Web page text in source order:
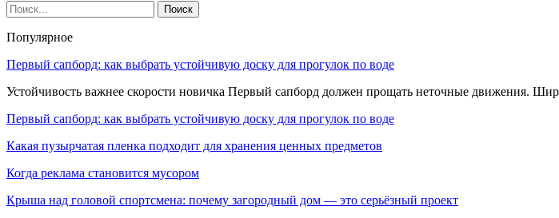
Популярное
Первый сапборд: как выбрать устойчивую доску для прогулок по воде
Устойчивость важнее скорости новичка Первый сапборд должен прощать неточные движения.
Первый сапборд: как выбрать устойчивую доску для прогулок по воде
Какая пузырчатая пленка подходит для хранения ценных предметов
Когда реклама становится мусором
Крыша над головой спортсмена: почему загородный дом — это серьёзный проект